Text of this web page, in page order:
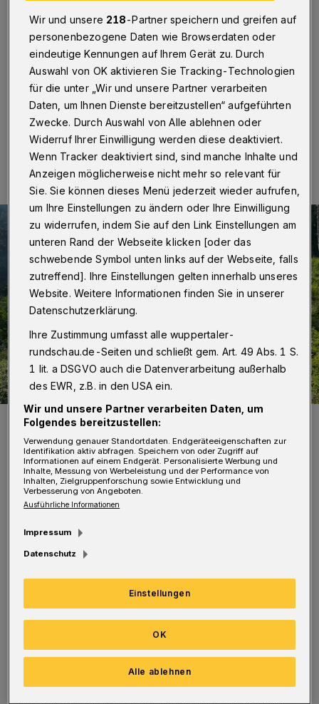
Wuppertal·Die Wuppertaler Feuerwehr hat am
Dienstagmittag (6. Juni 2023) in der Kohlfurth im
Bereich des Kaltenbacher Hammers einen größeren
Waldbrand verhindert.
06.06.2023 , 18:11 Uhr Eine Minute Lesezeit
Um das Feuer zu erreichen, mussten die Einsatzkräfte den Hügel
hinauf.
Foto: Christoph Petersen
S ie war gegen 14:25 Uhr durch einen
Anrufer alarmiert worden. Um die
Einsatzstelle konkret eingrenzen zu können,
wurden die Fahrzeuge über unterschiedliche
Wege vom Führungsdienst und von der
Wir und unsere 218-Partner speichern und greifen auf
personenbezogene Daten wie Browserdaten oder
eindeutige Kennungen auf Ihrem Gerät zu. Durch
Auswahl von OK aktivieren Sie Tracking-Technologien
für die unter „Wir und unsere Partner verarbeiten
Daten, um Ihnen Dienste bereitzustellen“ aufgeführten
Zwecke. Durch Auswahl von Alle ablehnen oder
Widerruf Ihrer Einwilligung werden diese deaktiviert.
Wenn Tracker deaktiviert sind, sind manche Inhalte und
Anzeigen möglicherweise nicht mehr so relevant für
Sie. Sie können dieses Menü jederzeit wieder aufrufen,
um Ihre Einstellungen zu ändern oder Ihre Einwilligung
zu widerrufen, indem Sie auf den Link Einstellungen am
unteren Rand der Webseite klicken [oder das
schwebende Symbol unten links auf der Webseite, falls
zutreffend]. Ihre Einstellungen gelten innerhalb unseres
Website. Weitere Informationen finden Sie in unserer
Datenschutzerklärung.
Ihre Zustimmung umfasst alle wuppertaler-
rundschau.de-Seiten und schließt gem. Art. 49 Abs. 1 S.
1 lit. a DSGVO auch die Datenverarbeitung außerhalb
des EWR, z.B. in den USA ein.
Wir und unsere Partner verarbeiten Daten, um
Folgendes bereitzustellen:
Verwendung genauer Standortdaten. Endgeräteeigenschaften zur
Identifikation aktiv abfragen. Speichern von oder Zugriff auf
Informationen auf einem Endgerät. Personalisierte Werbung und
Inhalte, Messung von Werbeleistung und der Performance von
Inhalten, Zielgruppenforschung sowie Entwicklung und
Verbesserung von Angeboten.
Ausführliche Informationen
Impressum
Datenschutz
Einstellungen
Alle ablehnen
OK